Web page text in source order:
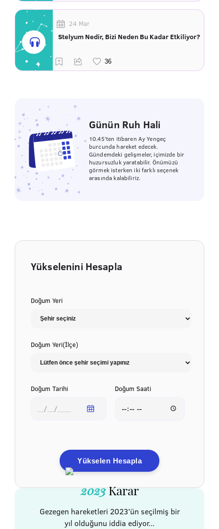
24 Mar
Stelyum Nedir, Bizi Neden Bu Kadar Etkiliyor?
Günün Ruh Hali
10.45’ten itibaren Ay Yengeç
burcunda hareket edecek.
Gündemdeki gelişmeler, içimizde bir
huzursuzluk yaratabilir. Önümüzü
görmek isterken iki farklı seçenek
arasında kalabiliriz.
Yükselenini Hesapla
Doğum Yeri
Doğum Yeri(İlçe)
Doğum Tarihi Doğum Saati
Yükselen Hesapla
2023Karar
Gezegen hareketleri 2023’ün seçilmiş bir
yıl olduğunu iddia ediyor...